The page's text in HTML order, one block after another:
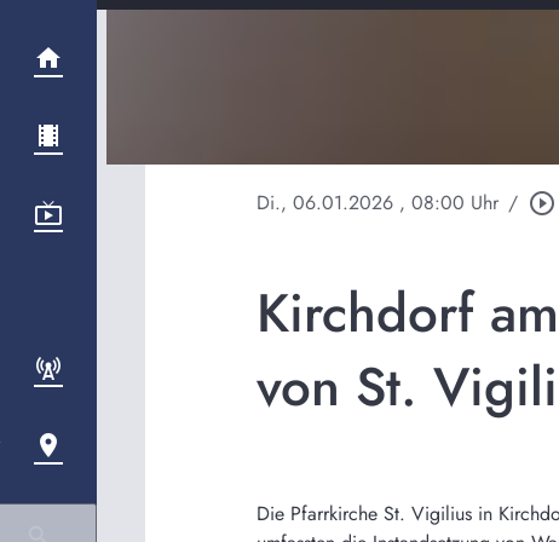
Di., 06.01.2026 , 08:00 Uhr / play_circle_outline
Kirchdorf
von St.
Die Pfarrkirche St. Vigilius in